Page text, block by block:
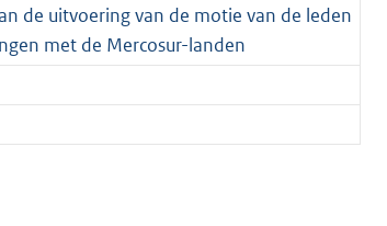
de uitvoering van de motie van de leden
met de Mercosur-landen